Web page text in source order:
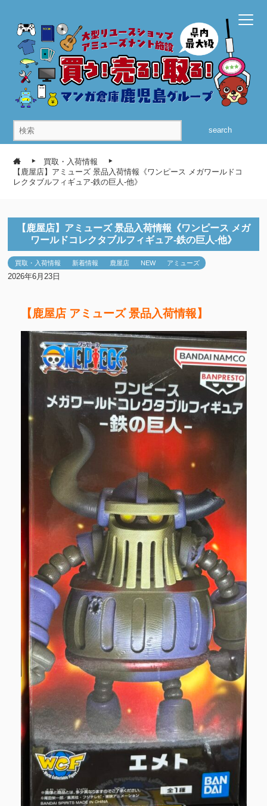
search
買取・入荷情報
【鹿屋店】アミューズ 景品入荷情報《ワンピース メガワールドコ
レクタブルフィギュア-鉄の巨人-他》
【鹿屋店】アミューズ 景品入荷情報《ワンピース メガ
ワールドコレクタブルフィギュア-鉄の巨人-他》
買取・入荷情報 新着情報 鹿屋店 NEW アミューズ
2026年6月23日
【鹿屋店 アミューズ 景品入荷情報】